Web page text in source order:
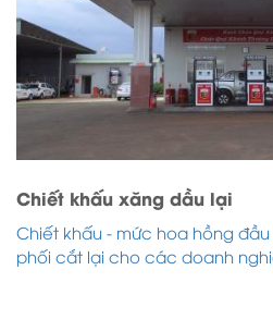
Chiết khấu xăng dầu lại
Chiết khấu - mức hoa hồng
phối cắt lại cho các doanh